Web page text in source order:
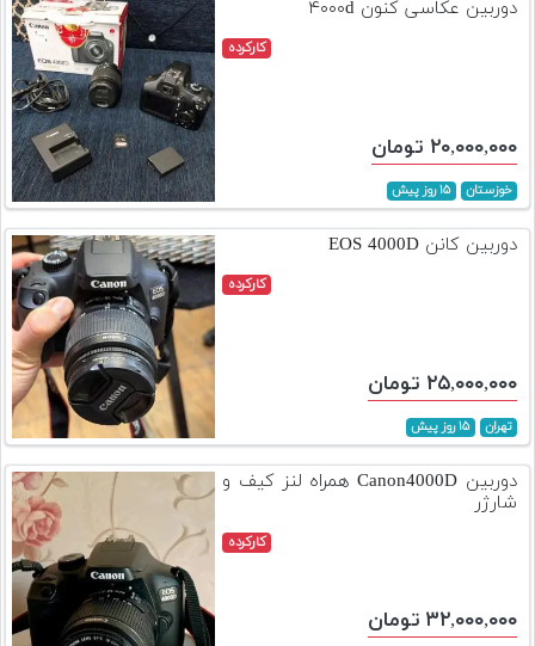
دوربین عکاسی کنون ۴۰۰۰d
کارکرده
۲۰,۰۰۰,۰۰۰ تومان
خوزستان ۱۵ روز پیش
دوربین کانن EOS 4000D
کارکرده
۲۵,۰۰۰,۰۰۰ تومان
تهران ۱۵ روز پیش
دوربین Canon4000D همراه لنز کیف و
شارژر
کارکرده
۳۲,۰۰۰,۰۰۰ تومان